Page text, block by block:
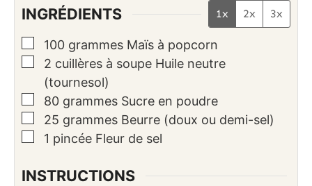
INGRÉDIENTS 1x 2x 3x
▢
100 grammes Maïs à popcorn
▢
2 cuillères à soupe Huile neutre
(tournesol)
▢
80 grammes Sucre en poudre
▢
25 grammes Beurre (doux ou demi-sel)
▢
1 pincée Fleur de sel
INSTRUCTIONS